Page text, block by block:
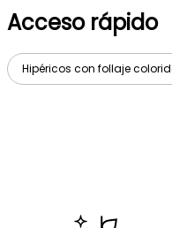
Acceso rápido
Hipéricos con follaje